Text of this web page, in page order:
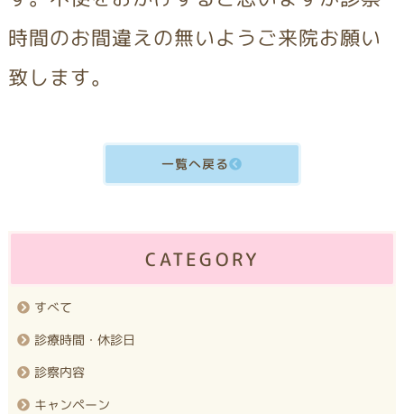
時間のお間違えの無いようご来院お願い
致します。
一覧へ戻る
CATEGORY
すべて
診療時間・休診日
診察内容
キャンペーン